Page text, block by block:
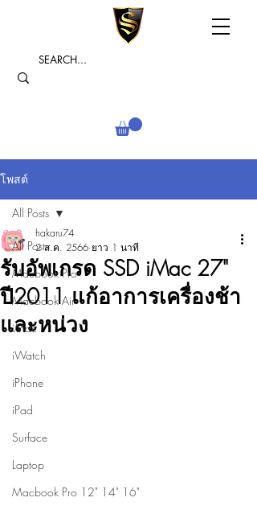
โพสต์
All Posts
Macbook Pro
Macbook Air
iMac
iWatch
iPhone
iPad
Surface
Laptop
Macbook Pro 12" 14" 16"
All Posts
รับอัพเกรด SSD iMac 27"
ปี2011 แก้อาการเครื่องช้า
และหน่วง
hakaru74
2 ส.ค. 2566 ยาว 1 นาที